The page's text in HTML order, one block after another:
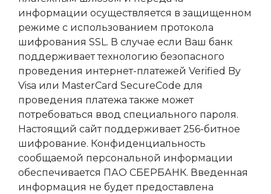
информации осуществляется в защищенном
режиме с использованием протокола
шифрования SSL. В случае если Ваш банк
поддерживает технологию безопасного
проведения интернет-платежей Verified By
Visa или MasterCard SecureCode для
проведения платежа также может
потребоваться ввод специального пароля.
Настоящий сайт поддерживает 256-битное
шифрование. Конфиденциальность
сообщаемой персональной информации
обеспечивается ПАО СБЕРБАНК. Введенная
информация не будет предоставлена